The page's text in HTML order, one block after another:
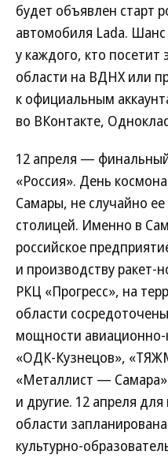
будет объявлен старт
автомобиля Lada.
у каждого, кто
области на ВДНХ или
к официальным
во ВКонтакте,
12 апреля —
«Россия». День
Самары, не случайно
столицей. Именно в
российское
и производству ракет-
РКЦ «Прогресс», на
области
мощности авиационно-
«ОДК-Кузнецов»,
«Металлист —
и другие. 12 апреля
области
культурно-